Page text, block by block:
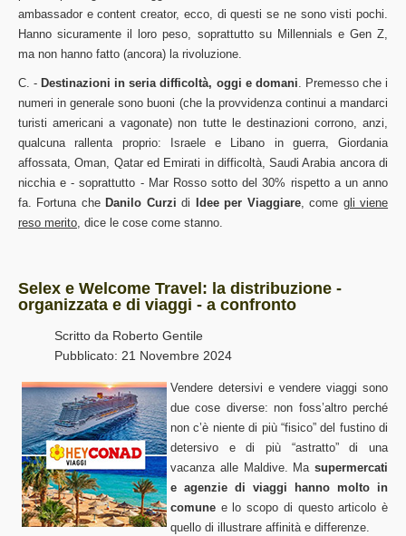
ambassador e content creator, ecco, di questi se ne sono visti pochi.
Hanno sicuramente il loro peso, soprattutto su Millennials e Gen Z,
ma non hanno fatto (ancora) la rivoluzione.
C. - Destinazioni in seria difficoltà, oggi e domani. Premesso che i
numeri in generale sono buoni (che la provvidenza continui a mandarci
turisti americani a vagonate) non tutte le destinazioni corrono, anzi,
qualcuna rallenta proprio: Israele e Libano in guerra, Giordania
affossata, Oman, Qatar ed Emirati in difficoltà, Saudi Arabia ancora di
nicchia e - soprattutto - Mar Rosso sotto del 30% rispetto a un anno
fa. Fortuna che Danilo Curzi di Idee per Viaggiare, come gli viene
reso merito, dice le cose come stanno.
Selex e Welcome Travel: la distribuzione -
organizzata e di viaggi - a confronto
Scritto da Roberto Gentile
Pubblicato: 21 Novembre 2024
Vendere detersivi e vendere viaggi sono
due cose diverse: non foss’altro perché
non c’è niente di più “fisico” del fustino di
detersivo e di più “astratto” di una
vacanza alle Maldive. Ma supermercati
e agenzie di viaggi hanno molto in
comune e lo scopo di questo articolo è
quello di illustrare affinità e differenze.